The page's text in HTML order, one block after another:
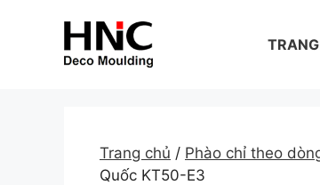
Trang chủ / Phào chỉ theo
Quốc KT50-E3